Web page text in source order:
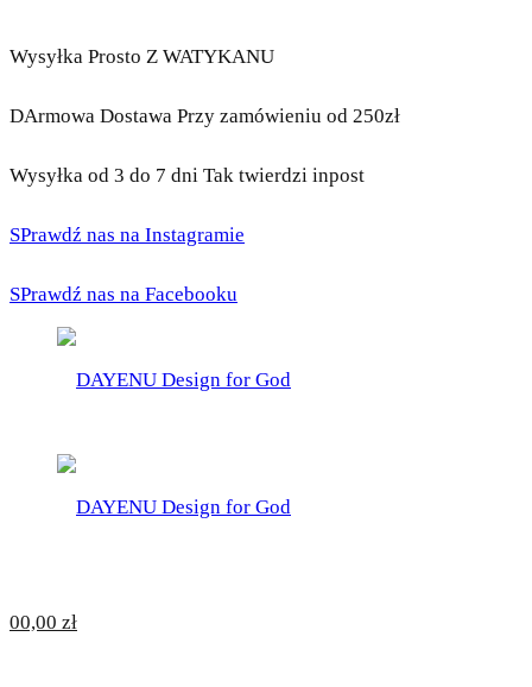
Wysyłka Prosto Z WATYKANU
DArmowa Dostawa Przy zamówieniu od 250zł
Wysyłka od 3 do 7 dni Tak twierdzi inpost
SPrawdź nas na Instagramie
SPrawdź nas na Facebooku
DAYENU
00,00 zł